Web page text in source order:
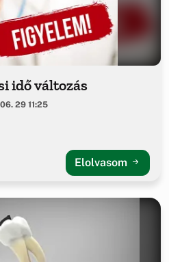
idő változás
29 11:25
Elolvasom